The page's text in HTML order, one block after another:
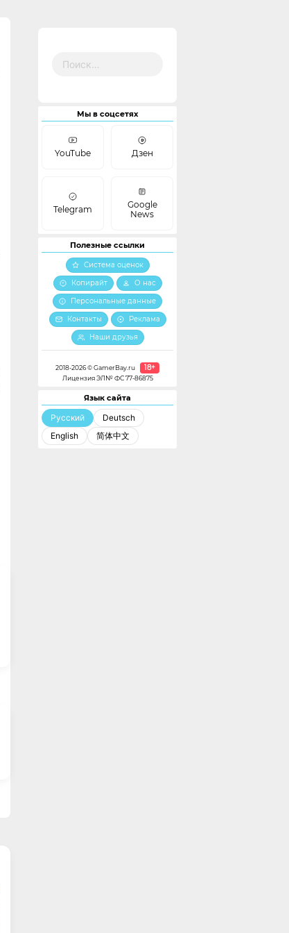
Мы в соцсетях
YouTube Дзен
Telegram
Google
News
Полезные ссылки
Система оценок
Копирайт
О нас
Персональные данные
Контакты
Реклама
Наши друзья
2018-2026 © GamerBay.ru 18+
Лицензия ЭЛ№ ФС 77-86875
Язык сайта
Русский
Deutsch
English
简体中文